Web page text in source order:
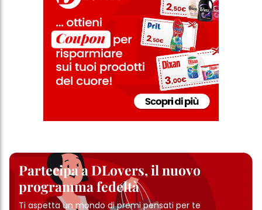
Partecipa a DLovers, il nuovo
programma fedeltà
Ti aspetta un mondo di premi pensati per te